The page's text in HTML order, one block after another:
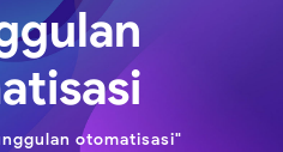
otomatisasi"